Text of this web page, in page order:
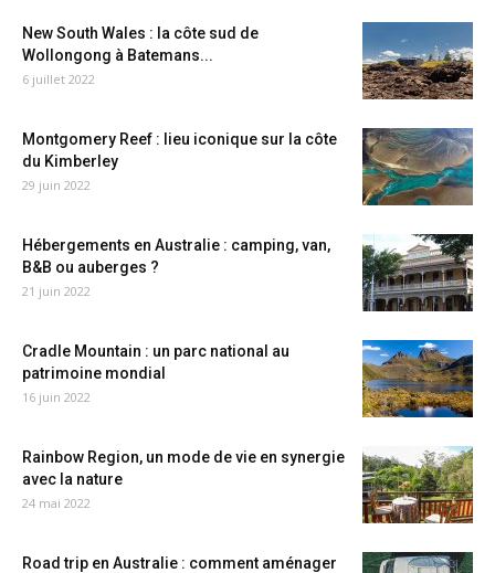
New South Wales : la côte sud de
Wollongong à Batemans...
6 juillet 2022
Montgomery Reef : lieu iconique sur la côte
du Kimberley
29 juin 2022
Hébergements en Australie : camping, van,
B&B ou auberges ?
21 juin 2022
Cradle Mountain : un parc national au
patrimoine mondial
16 juin 2022
Rainbow Region, un mode de vie en synergie
avec la nature
24 mai 2022
Road trip en Australie : comment aménager